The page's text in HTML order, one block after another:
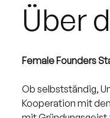
Über
Female Founders
Ob selbstständig,
Kooperation mit